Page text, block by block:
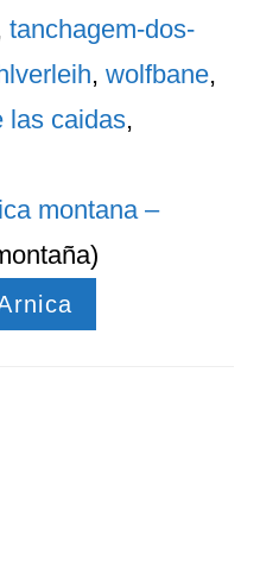
tanchagem-dos-
,wolfbane,
las caidas,
montana –